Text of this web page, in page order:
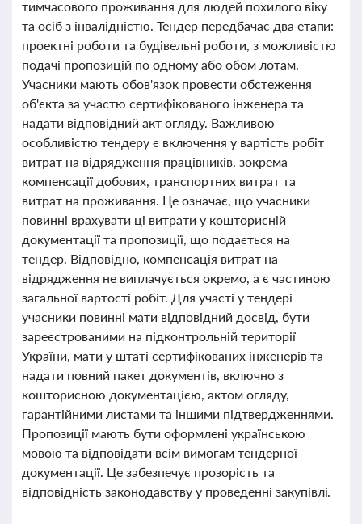
тимчасового проживання для людей похилого віку
та осіб з інвалідністю. Тендер передбачає два етапи:
проектні роботи та будівельні роботи, з можливістю
подачі пропозицій по одному або обом лотам.
Учасники мають обов'язок провести обстеження
об'єкта за участю сертифікованого інженера та
надати відповідний акт огляду. Важливою
особливістю тендеру є включення у вартість робіт
витрат на відрядження працівників, зокрема
компенсації добових, транспортних витрат та
витрат на проживання. Це означає, що учасники
повинні врахувати ці витрати у кошторисній
документації та пропозиції, що подається на
тендер. Відповідно, компенсація витрат на
відрядження не виплачується окремо, а є частиною
загальної вартості робіт. Для участі у тендері
учасники повинні мати відповідний досвід, бути
зареєстрованими на підконтрольній території
України, мати у штаті сертифікованих інженерів та
надати повний пакет документів, включно з
кошторисною документацією, актом огляду,
гарантійними листами та іншими підтвердженнями.
Пропозиції мають бути оформлені українською
мовою та відповідати всім вимогам тендерної
документації. Це забезпечує прозорість та
відповідність законодавству у проведенні закупівлі.